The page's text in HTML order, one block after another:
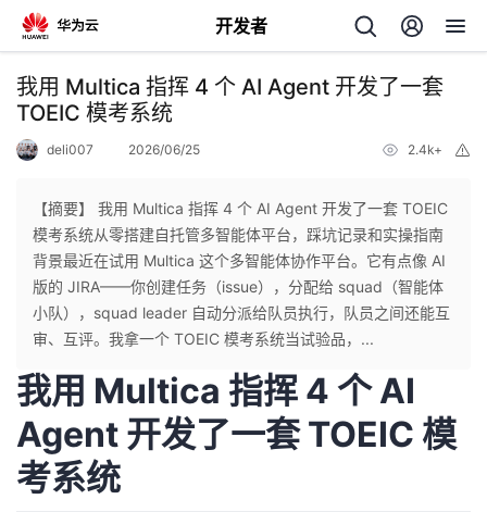
开发者
返
回
个
人
主
页
我
开
发
我用 Multica 指挥 4 个 AI Agent 开发了一套
TOEIC 模考系统
deli007 2026/06/25 2.4k+
【摘要】 我用 Multica 指挥 4 个 AI Agent 开发了一套 TOEIC
模考系统从零搭建自托管多智能体平台，踩坑记录和实操指南
背景最近在试用 Multica 这个多智能体协作平台。它有点像 AI
版的 JIRA——你创建任务（issue），分配给 squad（智能体
小队），squad leader 自动分派给队员执行，队员之间还能互
审、互评。我拿一个 TOEIC 模考系统当试验品，...
我用 Multica 指挥 4 个 AI
Agent 开发了一套 TOEIC 模
考系统